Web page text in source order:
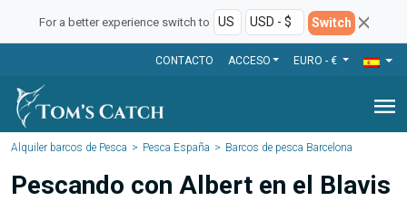
For a better experience switch to Switch
CONTACTO ACCESO EURO - €
menu
Alquiler barcos de Pesca Pesca España Barcos de pesca Barcelona
Pescando con Albert en el Blavis